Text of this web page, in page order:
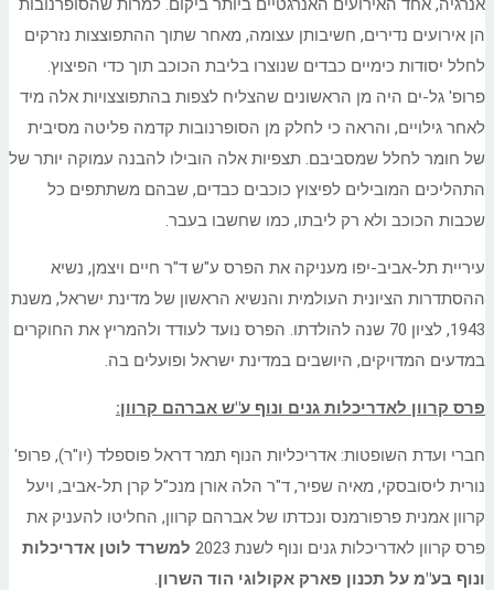
אנרגיה, אחד האירועים האנרגטיים ביותר ביקום. למרות שהסופרנובות
הן אירועים נדירים, חשיבותן עצומה, מאחר שתוך ההתפוצצות נזרקים
לחלל יסודות כימיים כבדים שנוצרו בליבת הכוכב תוך כדי הפיצוץ.
פרופ' גל-ים היה מן הראשונים שהצליח לצפות בהתפוצצויות אלה מיד
לאחר גילויים, והראה כי לחלק מן הסופרנובות קדמה פליטה מסיבית
של חומר לחלל שמסביבם. תצפיות אלה הובילו להבנה עמוקה יותר של
התהליכים המובילים לפיצוץ כוכבים כבדים, שבהם משתתפים כל
שכבות הכוכב ולא רק ליבתו, כמו שחשבו בעבר.
עיריית תל-אביב-יפו מעניקה את הפרס ע"ש ד"ר חיים ויצמן, נשיא
ההסתדרות הציונית העולמית והנשיא הראשון של מדינת ישראל, משנת
1943, לציון 70 שנה להולדתו. הפרס נועד לעודד ולהמריץ את החוקרים
במדעים המדויקים, היושבים במדינת ישראל ופועלים בה.
פרס קרוון לאדריכלות גנים ונוף ע"ש אברהם קרוון:
חברי ועדת השופטות: אדריכליות הנוף תמר דראל פוספלד (יו"ר), פרופ'
נורית ליסובסקי, מאיה שפיר, ד"ר הלה אורן מנכ"ל קרן תל-אביב, ויעל
קרוון אמנית פרפורמנס ונכדתו של אברהם קרוון, החליטו להעניק את
פרס קרוון לאדריכלות גנים ונוף לשנת 2023
למשרד לוטן אדריכלות
ונוף בע"מ על תכנון פארק אקולוגי הוד השרון.